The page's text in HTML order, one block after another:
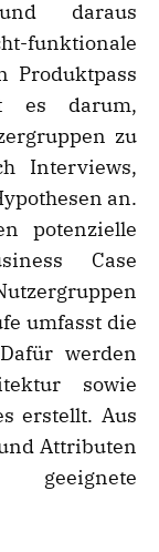
daraus
Produktpass
es darum,
zu
Interviews,
an.
potenzielle
Case
umfasst die
werden
sowie
erstellt. Aus
Attributen